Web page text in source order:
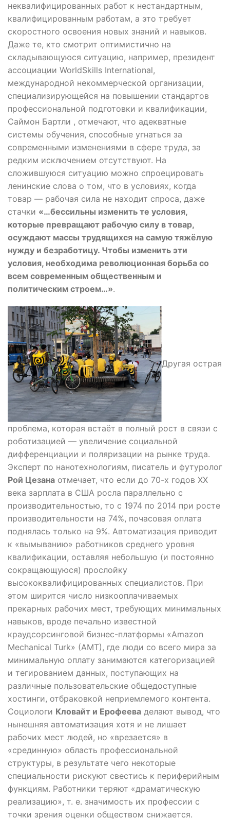
неквалифицированных работ к нестандартным,
квалифицированным работам, а это требует
скоростного освоения новых знаний и навыков.
Даже те, кто смотрит оптимистично на
складывающуюся ситуацию, например, президент
ассоциации WorldSkills International,
международной некоммерческой организации,
специализирующейся на повышении стандартов
профессиональной подготовки и квалификации,
Саймон Бартли , отмечают, что адекватные
системы обучения, способные угнаться за
современными изменениями в сфере труда, за
редким исключением отсутствуют. На
сложившуюся ситуацию можно спроецировать
ленинские слова о том, что в условиях, когда
товар — рабочая сила не находит спроса, даже
стачки «…бессильны изменить те условия,
которые превращают рабочую силу в товар,
осуждают массы трудящихся на самую тяжёлую
нужду и безработицу. Чтобы изменить эти
условия, необходима революционная борьба со
всем современным общественным и
политическим строем…».
Другая острая
проблема, которая встаёт в полный рост в связи с
роботизацией — увеличение социальной
дифференциации и поляризации на рынке труда.
Эксперт по нанотехнологиям, писатель и футуролог
Рой Цезана отмечает, что если до 70-х годов XX
века зарплата в США росла параллельно с
производительностью, то с 1974 по 2014 при росте
производительности на 74%, почасовая оплата
поднялась только на 9%. Автоматизация приводит
к «вымыванию» работников среднего уровня
квалификации, оставляя небольшую (и постоянно
сокращающуюся) прослойку
высококвалифицированных специалистов. При
этом ширится число низкооплачиваемых
прекарных рабочих мест, требующих минимальных
навыков, вроде печально известной
краудсорсинговой бизнес-платформы «Amazon
Mechanical Turk» (AMT), где люди со всего мира за
минимальную оплату занимаются категоризацией
и тегированием данных, поступающих на
различные пользовательские общедоступные
хостинги, отбраковкой неприемлемого контента.
Социологи Кловайт и Ерофеева делают вывод, что
нынешняя автоматизация хотя и не лишает
рабочих мест людей, но «врезается» в
«срединную» область профессиональной
структуры, в результате чего некоторые
специальности рискуют свестись к периферийным
функциям. Работники теряют «драматическую
реализацию», т. е. значимость их профессии с
точки зрения оценки обществом снижается.